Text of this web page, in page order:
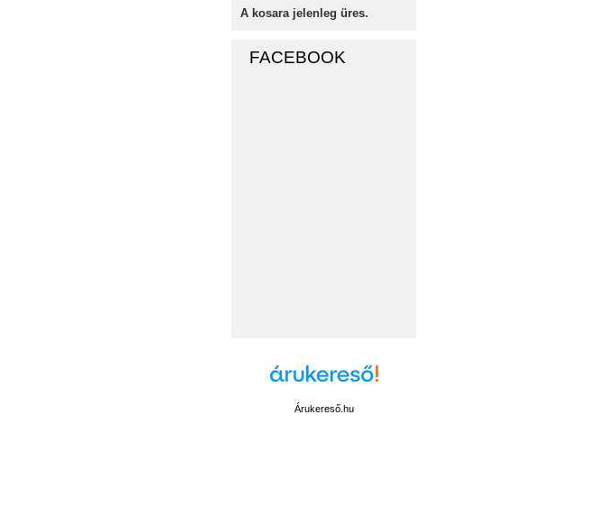
A kosara jelenleg üres.
FACEBOOK
Árukereső.hu